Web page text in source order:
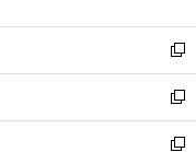
開
く
ウ
で
開
く
ン
ド
ウ
で
開
く
ウ
ィ
ン
ド
ウ
で
新
し
い
ウ
ィ
新
し
い